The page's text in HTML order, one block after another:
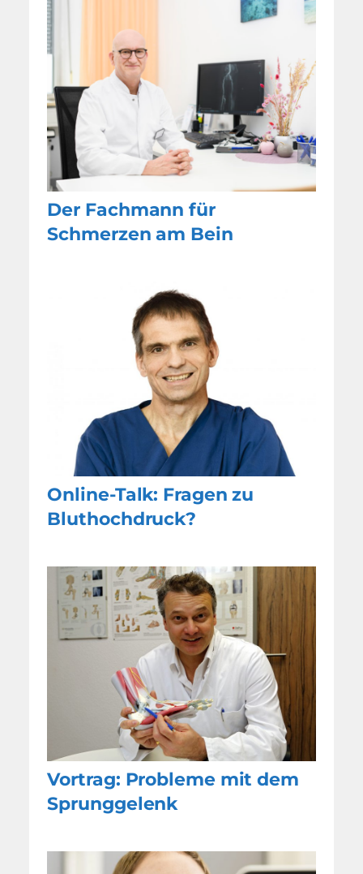
Der Fachmann für
Schmerzen am Bein
Online-Talk: Fragen zu
Bluthochdruck?
Vortrag: Probleme mit dem
Sprunggelenk